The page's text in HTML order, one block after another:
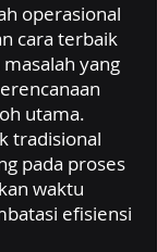
operasional
cara terbaik
yang
utama.
tradisional
pada proses
waktu
efisiensi